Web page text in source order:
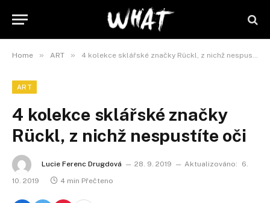
Home » ART » 4 kolekce sklářské značky Rückl, z nichž nespustíte oči
ART
4 kolekce sklářské značky
Rückl, z nichž nespustíte oči
Lucie Ferenc Drugdová 28. 9. 2019 Aktualizováno:
6.
10. 2019
4 min Přečteno